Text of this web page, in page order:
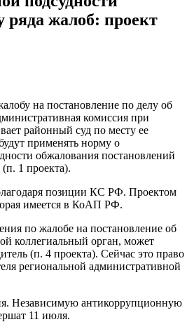
ряда жалоб: проект
на постановление по делу об
комиссия при
районный суд по месту ее
применять норму о
обжалования постановлений
1 проекта).
позиции КС РФ. Проектом
имеется в КоАП РФ.
по жалобе на постановление об
коллегиальный орган, может
(п. 4 проекта). Сейчас это право
региональной административной
Независимую антикоррупционную
11 июля.